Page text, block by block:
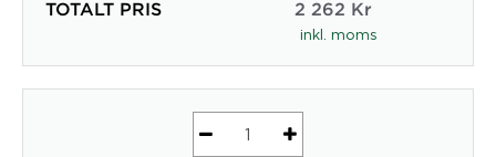
TOTALT PRIS 2 262 Kr
inkl. moms
Economy